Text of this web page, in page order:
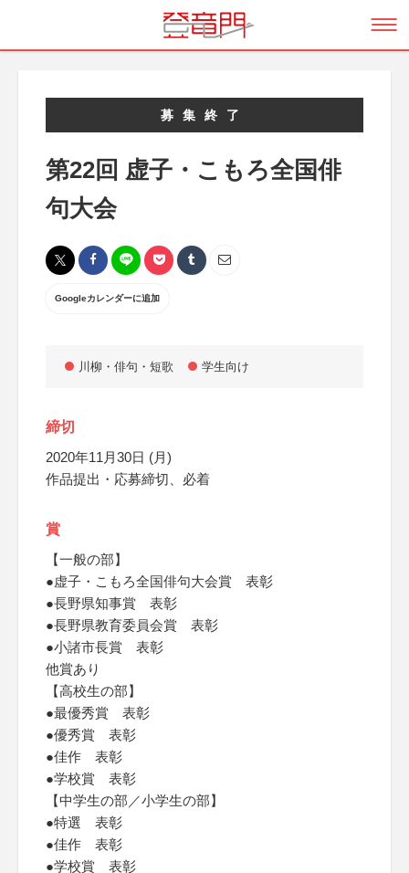
募集終了
第22回 虚子・こもろ全国俳
句大会
Googleカレンダーに追加
川柳・俳句・短歌 学生向け
締切
2020年11月30日 (月)
作品提出・応募締切、必着
賞
【一般の部】
●虚子・こもろ全国俳句大会賞 表彰
●長野県知事賞 表彰
●長野県教育委員会賞 表彰
●小諸市長賞 表彰
他賞あり
【高校生の部】
●最優秀賞 表彰
●優秀賞 表彰
●佳作 表彰
●学校賞 表彰
【中学生の部／小学生の部】
●特選 表彰
●佳作 表彰
●学校賞 表彰